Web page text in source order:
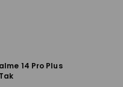
14 Pro Plus
Tak